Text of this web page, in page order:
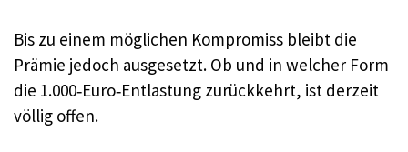
Bis zu einem möglichen Kompromiss bleibt die
Prämie jedoch ausgesetzt. Ob und in welcher Form
die 1.000‑Euro‑Entlastung zurückkehrt, ist derzeit
völlig offen.